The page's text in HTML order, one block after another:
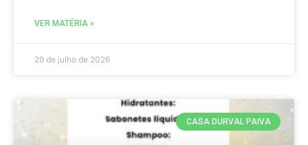
VER MATÉRIA »
29 de julho de 2026
CASA DURVAL PAIVA